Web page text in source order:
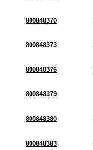
800848370
800848373
800848376
800848379
800848380
800848383